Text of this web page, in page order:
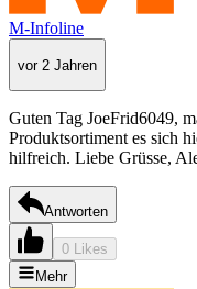
M-Infoline
vor 2 Jahren
Guten Tag JoeFrid6049,
Produktsortiment es sich
hilfreich. Liebe Grüsse,
Antworten
0 Likes
Mehr